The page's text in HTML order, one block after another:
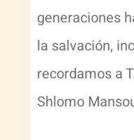
generaciones
la salvación,
recordamos a
Shlomo